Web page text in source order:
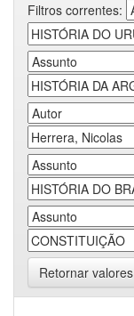
Filtros correntes:
Retornar valores